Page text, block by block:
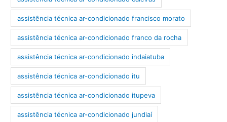
assistência técnica ar-condicionado francisco morato
assistência técnica ar-condicionado franco da rocha
assistência técnica ar-condicionado indaiatuba
assistência técnica ar-condicionado itu
assistência técnica ar-condicionado itupeva
assistência técnica ar-condicionado jundiaí